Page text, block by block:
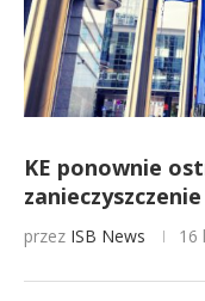
KE ponownie
przez ISB News 16